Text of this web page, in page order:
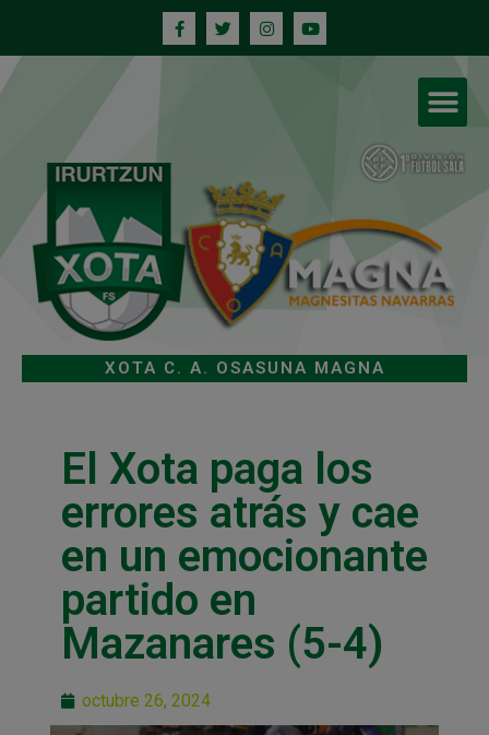
XOTA C. A. OSASUNA MAGNA
El Xota paga los
errores atrás y cae
en un emocionante
partido en
Mazanares (5-4)
octubre 26, 2024